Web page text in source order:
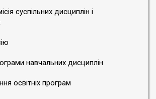
суспільних дисциплін і
навчальних дисциплін
освітніх програм